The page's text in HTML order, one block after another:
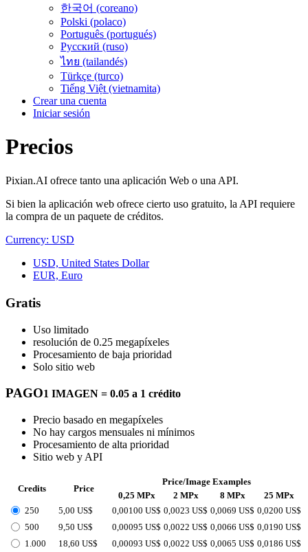
한국어 (coreano)
Polski (polaco)
Português (portugués)
Русский (ruso)
ไทย (tailandés)
Türkçe (turco)
Tiếng Việt (vietnamita)
Crear una cuenta
Iniciar sesión
Precios
Pixian.AI ofrece tanto una aplicación Web o una API.
Si bien la aplicación web ofrece cierto uso gratuito, la API requiere
la compra de un paquete de créditos.
Currency: USD
USD, United States Dollar
EUR, Euro
Gratis
Uso limitado
resolución de 0.25 megapíxeles
Procesamiento de baja prioridad
Solo sitio web
PAGO1 IMAGEN = 0.05 a 1 crédito
Precio basado en megapíxeles
No hay cargos mensuales ni mínimos
Procesamiento de alta prioridad
Sitio web y API
Credits Price
Price/Image Examples
0,25 MPx
2 MPx 8 MPx
25 MPx
250
5,00 US$ 0,00100 US$ 0,0023 US$ 0,0069 US$ 0,0200 US$
500
9,50 US$ 0,00095 US$ 0,0022 US$ 0,0066 US$ 0,0190 US$
1.000
18,60 US$ 0,00093 US$ 0,0022 US$ 0,0065 US$ 0,0186 US$